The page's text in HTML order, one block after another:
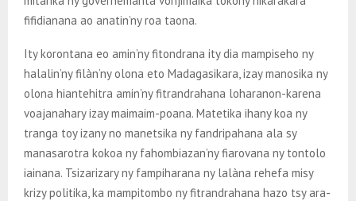
fifidianana ao anatin’ny roa taona.
Ity korontana eo amin’ny fitondrana ity dia mampiseho ny
halalin’ny filàn’ny olona eto Madagasikara, izay manosika ny
olona hiantehitra amin’ny fitrandrahana loharanon-karena
voajanahary izay maimaim-poana. Matetika ihany koa ny
tranga toy izany no manetsika ny fandripahana ala sy
manasarotra kokoa ny fahombiazan’ny fiarovana ny tontolo
iainana. Tsizarizary ny fampiharana ny lalàna rehefa misy
krizy politika, ka mampitombo ny fitrandrahana hazo tsy ara-